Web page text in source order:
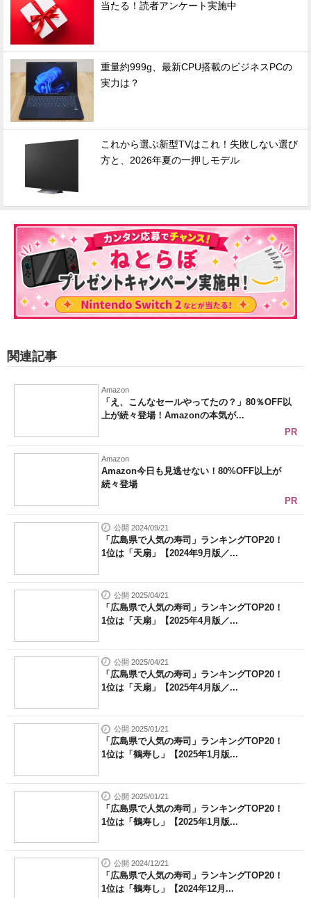
当たる！読者アンケート実施中
重量約999g、最新CPU搭載のビジネスPCの
実力は？
これから選ぶ新型TVはこれ！失敗しない選び
方と、2026年夏の一押しモデル
関連記事
Amazon
「え、こんなセールやってたの？」80％OFF以
上が続々登場！Amazonの本気が...
PR
Amazon
Amazon今日も見逃せない！80%OFF以上が
続々登場
PR
公開 2024/09/21
「広島県で人気の寿司」ランキングTOP20！
1位は「天扇」【2024年9月版／...
公開 2025/04/21
「広島県で人気の寿司」ランキングTOP20！
1位は「天扇」【2025年4月版／...
公開 2025/04/21
「広島県で人気の寿司」ランキングTOP20！
1位は「天扇」【2025年4月版／...
公開 2025/01/21
「広島県で人気の寿司」ランキングTOP20！
1位は「鶴寿し」【2025年1月版...
公開 2025/01/21
「広島県で人気の寿司」ランキングTOP20！
1位は「鶴寿し」【2025年1月版...
公開 2024/12/21
「広島県で人気の寿司」ランキングTOP20！
1位は「鶴寿し」【2024年12月...